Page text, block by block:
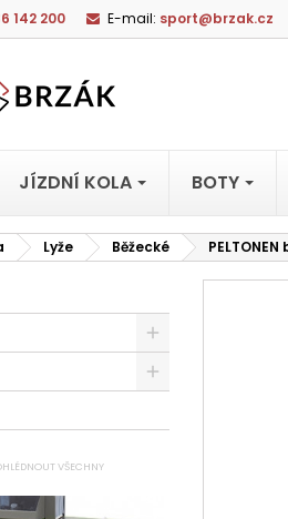
142 200 E-mail: sport@brzak.cz
JÍZDNÍ KOLA BOTY
Lyže Běžecké
VŠECHNY